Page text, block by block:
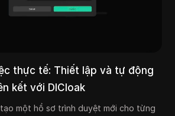
thực tế: Thiết lập và tự động
kết với DICloak
một hồ sơ trình duyệt mới cho từng